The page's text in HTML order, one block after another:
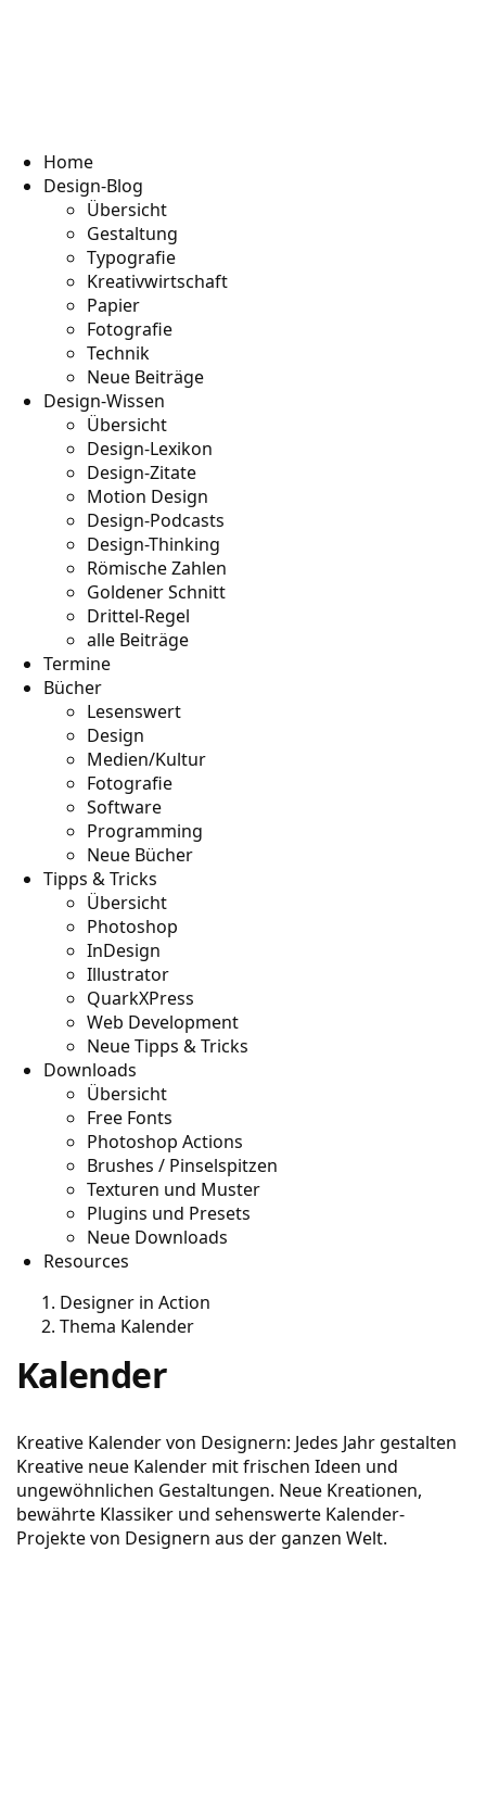
Home
Design-Blog
Übersicht
Gestaltung
Typografie
Kreativwirtschaft
Papier
Fotografie
Technik
Neue Beiträge
Design-Wissen
Übersicht
Design-Lexikon
Design-Zitate
Motion Design
Design-Podcasts
Design-Thinking
Römische Zahlen
Goldener Schnitt
Drittel-Regel
alle Beiträge
Termine
Bücher
Lesenswert
Design
Medien/Kultur
Fotografie
Software
Programming
Neue Bücher
Tipps & Tricks
Übersicht
Photoshop
InDesign
Illustrator
QuarkXPress
Web Development
Neue Tipps & Tricks
Downloads
Übersicht
Free Fonts
Photoshop Actions
Brushes / Pinselspitzen
Texturen und Muster
Plugins und Presets
Neue Downloads
Resources
Designer in Action
Thema Kalender
Kalender
Kreative Kalender von Designern: Jedes Jahr gestalten
Kreative neue Kalender mit frischen Ideen und
ungewöhnlichen Gestaltungen. Neue Kreationen,
bewährte Klassiker und sehenswerte Kalender-
Projekte von Designern aus der ganzen Welt.